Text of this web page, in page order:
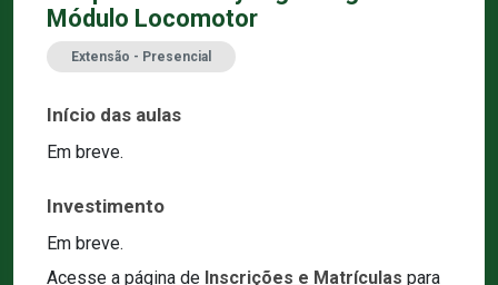
Módulo Locomotor
Extensão - Presencial
Início das aulas
Em breve.
Investimento
Em breve.
Acesse a página de Inscrições e Matrículas para